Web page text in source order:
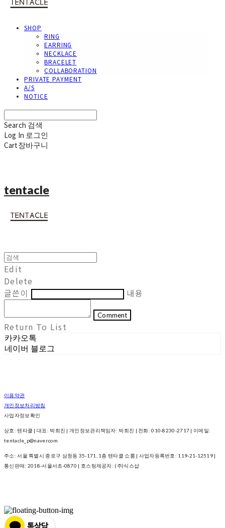
SHOP
RING
EARRING
NECKLACE
BRACELET
COLLABORATION
PRIVATE PAYMENT
A/S
NOTICE
Search 검색
Log In 로그인
Cart장바구니
tentacle
Edit
Delete
글쓴이
내용
Comment
Return To List
카카오톡
네이버 블로그
이용약관
개인정보처리방침
사업자정보확인
상호: 텐타클 | 대표: 박희진 | 개인정보관리책임자: 박희진 | 전화: 010-8230-2717 | 이메일:
tentacle_p@naver.com
주소: 서울 특별시 종로구 삼청동 35-171, 1층 텐타클 쇼룸 | 사업자등록번호: 119-21-12519 |
통신판매: 2018-서울서초-0870 | 호스팅제공자: (주)식스샵